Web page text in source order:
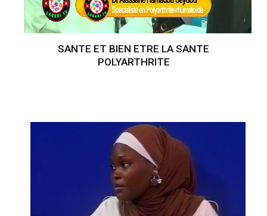
SANTE ET BIEN ETRE LA SANTE
POLYARTHRITE